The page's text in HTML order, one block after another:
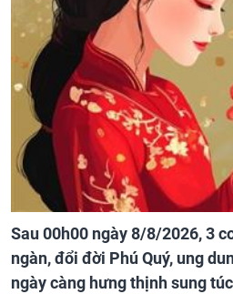
Sau 00h00 ngày 8/8/2026, 3
ngàn, đổi đời Phú Quý, ung
ngày càng hưng thịnh sung túc